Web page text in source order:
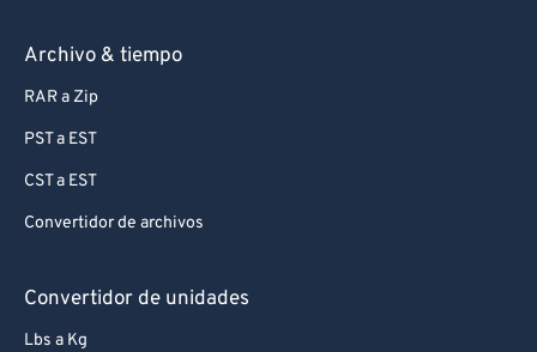
Archivo & tiempo
RAR a Zip
PST a EST
CST a EST
Convertidor de archivos
Convertidor de unidades
Lbs a Kg